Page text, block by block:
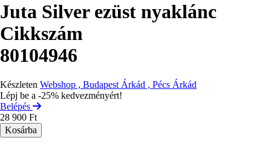
Juta Silver ezüst nyaklánc
Cikkszám
80104946
Készleten Webshop , Budapest Árkád , Pécs Árkád
Lépj be a -25% kedvezményért!
Belépés
28 900 Ft